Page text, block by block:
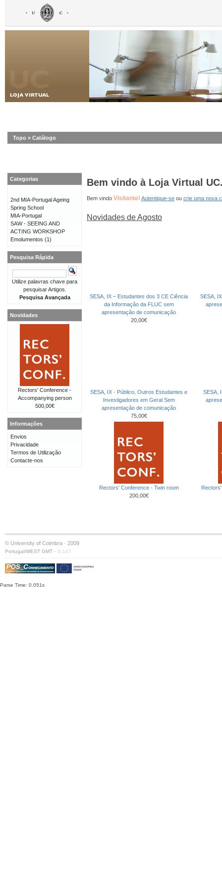
Topo » Catálogo
Bem vindo à Loja Virtual
Bem vindo Visitante! Autentique-se ou crie uma nova
Novidades de Agosto
SESA, IX – Estudantes dos 3 CE Ciência
da Informação da FLUC sem
apresentação de comunicação
20,00€
SESA,
SESA, IX - Público, Outros Estudantes e
Investigadores em Geral Sem
apresentação de comunicação
75,00€
SESA,
Rectors' Conference - Twin room
200,00€
Categorias
2nd MIA-Portugal Ageing
Spring School
MIA-Portugal
SAW - SEEING AND
ACTING WORKSHOP
Emolumentos (1)
Pesquisa Rápida
Utilize palavras chave para
pesquisar Artigos.
Pesquisa Avançada
Novidades
Rectors' Conference -
Accompanying person
500,00€
Informações
Envios
Privacidade
Termos de Utilização
Contacte-nos
© University of Coimbra · 2009
Portugal/WEST GMT · S:147
Parse Time: 0.051s